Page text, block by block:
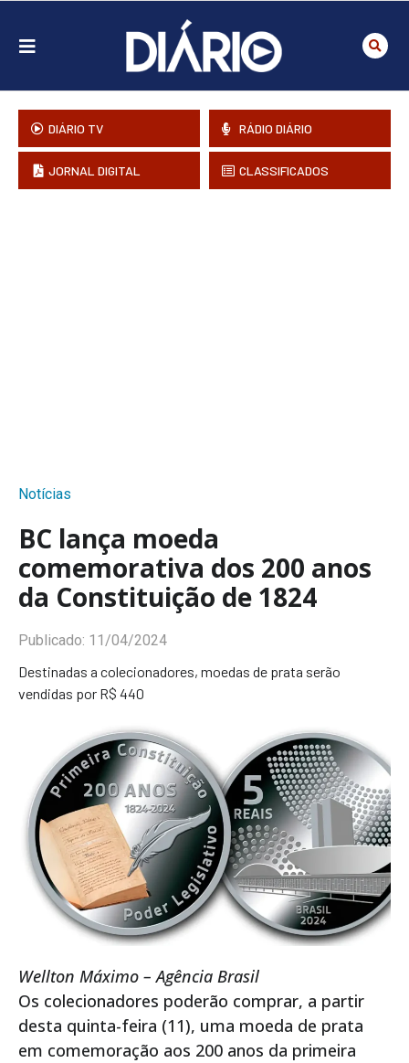
DIÁRIO TV RÁDIO DIÁRIO
JORNAL DIGITAL CLASSIFICADOS
Notícias
BC lança moeda
comemorativa dos 200 anos
da Constituição de 1824
Publicado: 11/04/2024
Destinadas a colecionadores, moedas de prata serão
vendidas por R$ 440
Wellton Máximo – Agência Brasil
Os colecionadores poderão comprar, a partir
desta quinta-feira (11), uma moeda de prata
em comemoração aos 200 anos da primeira